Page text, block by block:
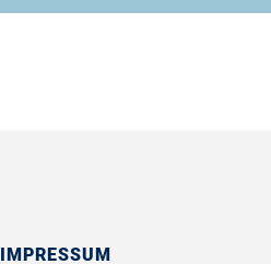
IMPRESSUM